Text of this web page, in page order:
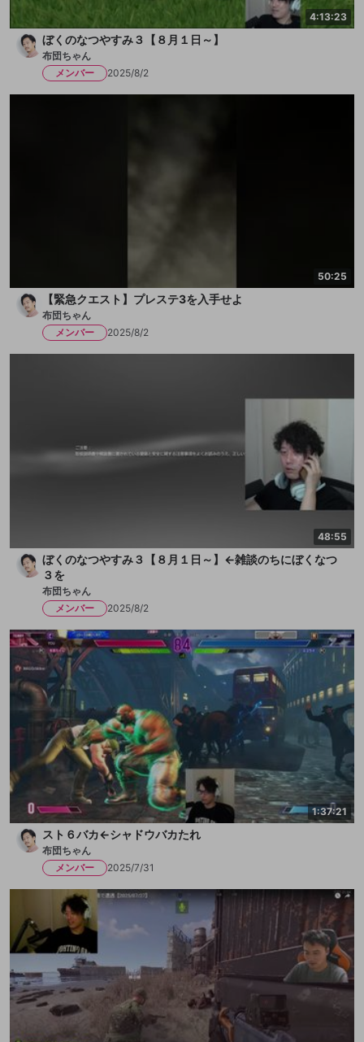
4:13:23
ぼくのなつやすみ３【８月１日～】
布団ちゃん
メンバー
2025/8/2
50:25
【緊急クエスト】プレステ3を入手せよ
布団ちゃん
メンバー
2025/8/2
48:55
ぼくのなつやすみ３【８月１日～】←雑談のちにぼくなつ
３を
布団ちゃん
メンバー
2025/8/2
1:37:21
スト６バカ←シャドウバカたれ
布団ちゃん
メンバー
2025/7/31